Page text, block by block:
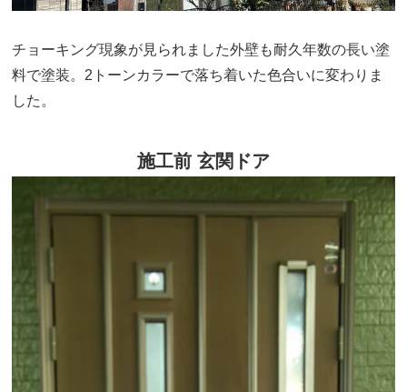
チョーキング現象が見られました外壁も耐久年数の長い塗
料で塗装。2トーンカラーで落ち着いた色合いに変わりま
した。
施工前 玄関ドア